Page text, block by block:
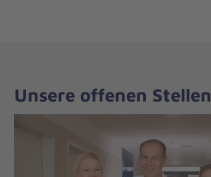
Unsere offenen Stellen